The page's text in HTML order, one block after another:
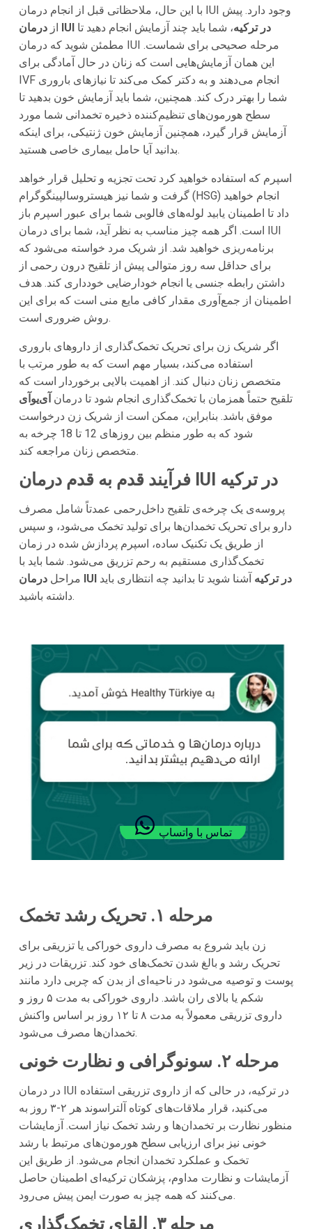
با این حال، ملاحظاتی قبل از انجام درمان IUI وجود دارد. پیش
از
درمان IUI در ترکیه، شما باید چند آزمایش انجام دهید تا
مطمئن شوید که درمان IUI مرحله صحیحی برای شماست.
این همان آزمایش‌هایی است که زنان در حال آمادگی برای
IVF انجام می‌دهند و به دکتر کمک می‌کند تا نیازهای باروری
شما را بهتر درک کند. همچنین، شما باید آزمایش خون بدهید تا
سطح هورمون‌های تنظیم‌کننده ذخیره تخمدانی شما مورد
آزمایش قرار گیرد، همچنین آزمایش خون ژنتیکی، برای اینکه
بدانید آیا حامل بیماری خاصی هستید.
اسپرم که استفاده خواهید کرد تحت تجزیه و تحلیل قرار خواهد
گرفت و شما نیز هیستروسالپینگوگرام (HSG) انجام خواهید
داد تا اطمینان یابید لوله‌های فالوبی شما برای عبور اسپرم باز
است. اگر همه چیز مناسب به نظر آید، شما برای درمان IUI
برنامه‌ریزی خواهید شد. از شریک مرد خواسته می‌شود که
برای حداقل سه روز متوالی پیش از تلقیح درون رحمی از
داشتن رابطه جنسی یا انجام خودارضایی خودداری کند. هدف
اطمینان از جمع‌آوری مقدار کافی مایع منی است که برای این
روش ضروری است.
اگر شریک زن برای تحریک تخمک‌گذاری از داروهای باروری
استفاده می‌کند، بسیار مهم است که به طور مرتب با
متخصص زنان دنبال کند. از اهمیت بالایی برخوردار است که
تلقیح حتماً همزمان با تخمک‌گذاری انجام شود تا درمان آی‌یوآی
موفق باشد. بنابراین، ممکن است از شریک زن درخواست
شود که به طور منظم بین روزهای 12 تا 18 چرخه به
متخصص زنان مراجعه کند.
فرآیند قدم به قدم درمان IUI در ترکیه
پروسه‌ی یک چرخه‌ی تلقیح داخل‌رحمی عمدتاً شامل مصرف
دارو برای تحریک تخمدان‌ها برای تولید تخمک می‌شود، و سپس
از طریق یک تکنیک ساده، اسپرم پردازش شده در زمان
تخمک‌گذاری مستقیم به رحم تزریق می‌شود. شما باید با
مراحل
درمان IUI در ترکیه آشنا شوید تا بدانید چه انتظاری باید
داشته باشید.
تماس با واتساپ
مرحله ۱. تحریک رشد تخمک
زن باید شروع به مصرف داروی خوراکی یا تزریقی برای
تحریک رشد و بالغ شدن تخمک‌های خود کند. تزریقات در زیر
پوست و توصیه می‌شود در ناحیه‌ای از بدن که چربی دارد مانند
شکم یا بالای ران باشد. داروی خوراکی به مدت ۵ روز و
داروی تزریقی معمولاً به مدت ۸ تا ۱۲ روز بر اساس واکنش
تخمدان‌ها مصرف می‌شود.
مرحله ۲. سونوگرافی و نظارت خونی
در درمان IUI در ترکیه، در حالی که از داروی تزریقی استفاده
می‌کنید، قرار ملاقات‌های کوتاه آلتراسوند هر ۲-۳ روز به
منظور نظارت بر تخمدان‌ها و رشد تخمک نیاز است. آزمایشات
خونی نیز برای ارزیابی سطح هورمون‌های مرتبط با رشد
تخمک و عملکرد تخمدان انجام می‌شود. از طریق این
آزمایشات و نظارت مداوم، پزشکان ترکیه‌ای اطمینان حاصل
می‌کنند که همه چیز به صورت ایمن پیش می‌رود.
مرحله ۳. القای تخمک‌گذاری